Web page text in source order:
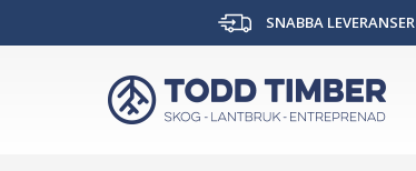
SNABBA LEVERANSER